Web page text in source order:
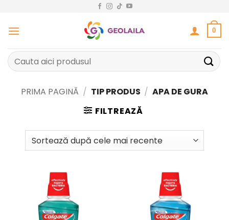
conținut
0
Caută
după:
PRIMA PAGINĂ / TIP PRODUS / APA DE GURA
FILTREAZĂ